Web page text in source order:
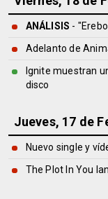
ANÁLISIS -
Adelanto de
Ignite muestran
disco
Jueves, 17 de
Nuevo single y
The Plot In You